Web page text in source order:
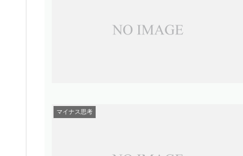
マイナス思考